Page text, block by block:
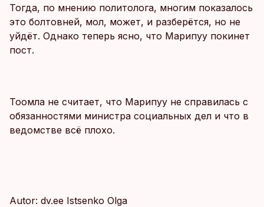
Тогда, по мнению политолога, многим показалось
это болтовней, мол, может, и разберётся, но не
уйдёт. Однако теперь ясно, что Марипуу покинет
пост.
Тоомла не считает, что Марипуу не справилась с
обязанностями министра социальных дел и что в
ведомстве всё плохо.
Autor: dv.ee Istsenko Olga